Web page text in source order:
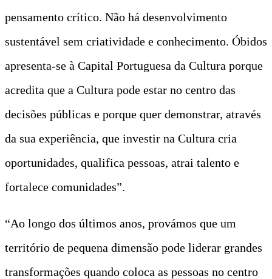
pensamento crítico. Não há desenvolvimento
sustentável sem criatividade e conhecimento. Óbidos
apresenta-se à Capital Portuguesa da Cultura porque
acredita que a Cultura pode estar no centro das
decisões públicas e porque quer demonstrar, através
da sua experiência, que investir na Cultura cria
oportunidades, qualifica pessoas, atrai talento e
fortalece comunidades”.
“Ao longo dos últimos anos, provámos que um
território de pequena dimensão pode liderar grandes
transformações quando coloca as pessoas no centro